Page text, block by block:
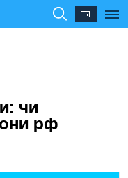
чи
рф